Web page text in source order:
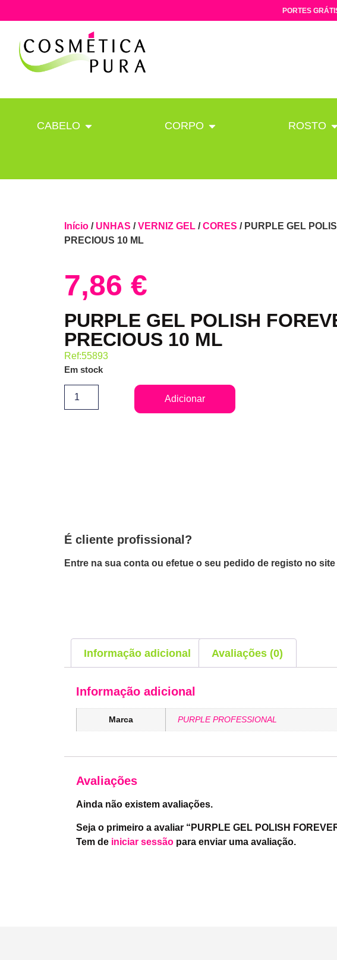
PORTES
CABELO CORPO ROSTO
Início/ UNHAS /VERNIZ GEL/CORES / PURPLE GEL
PRECIOUS 10 ML
7,86 €
PURPLE GEL POLISH
PRECIOUS 10 ML
Ref:55893
Em stock
Adicionar
É cliente profissional?
Entre na sua conta ou efetue o seu pedido de registo no site
Informação adicional Avaliações (0)
Informação adicional
Marca PURPLE PROFESSIONAL
Avaliações
Ainda não existem avaliações.
Seja o primeiro a avaliar “PURPLE GEL POLISH
Tem de iniciar sessãopara enviar uma avaliação.